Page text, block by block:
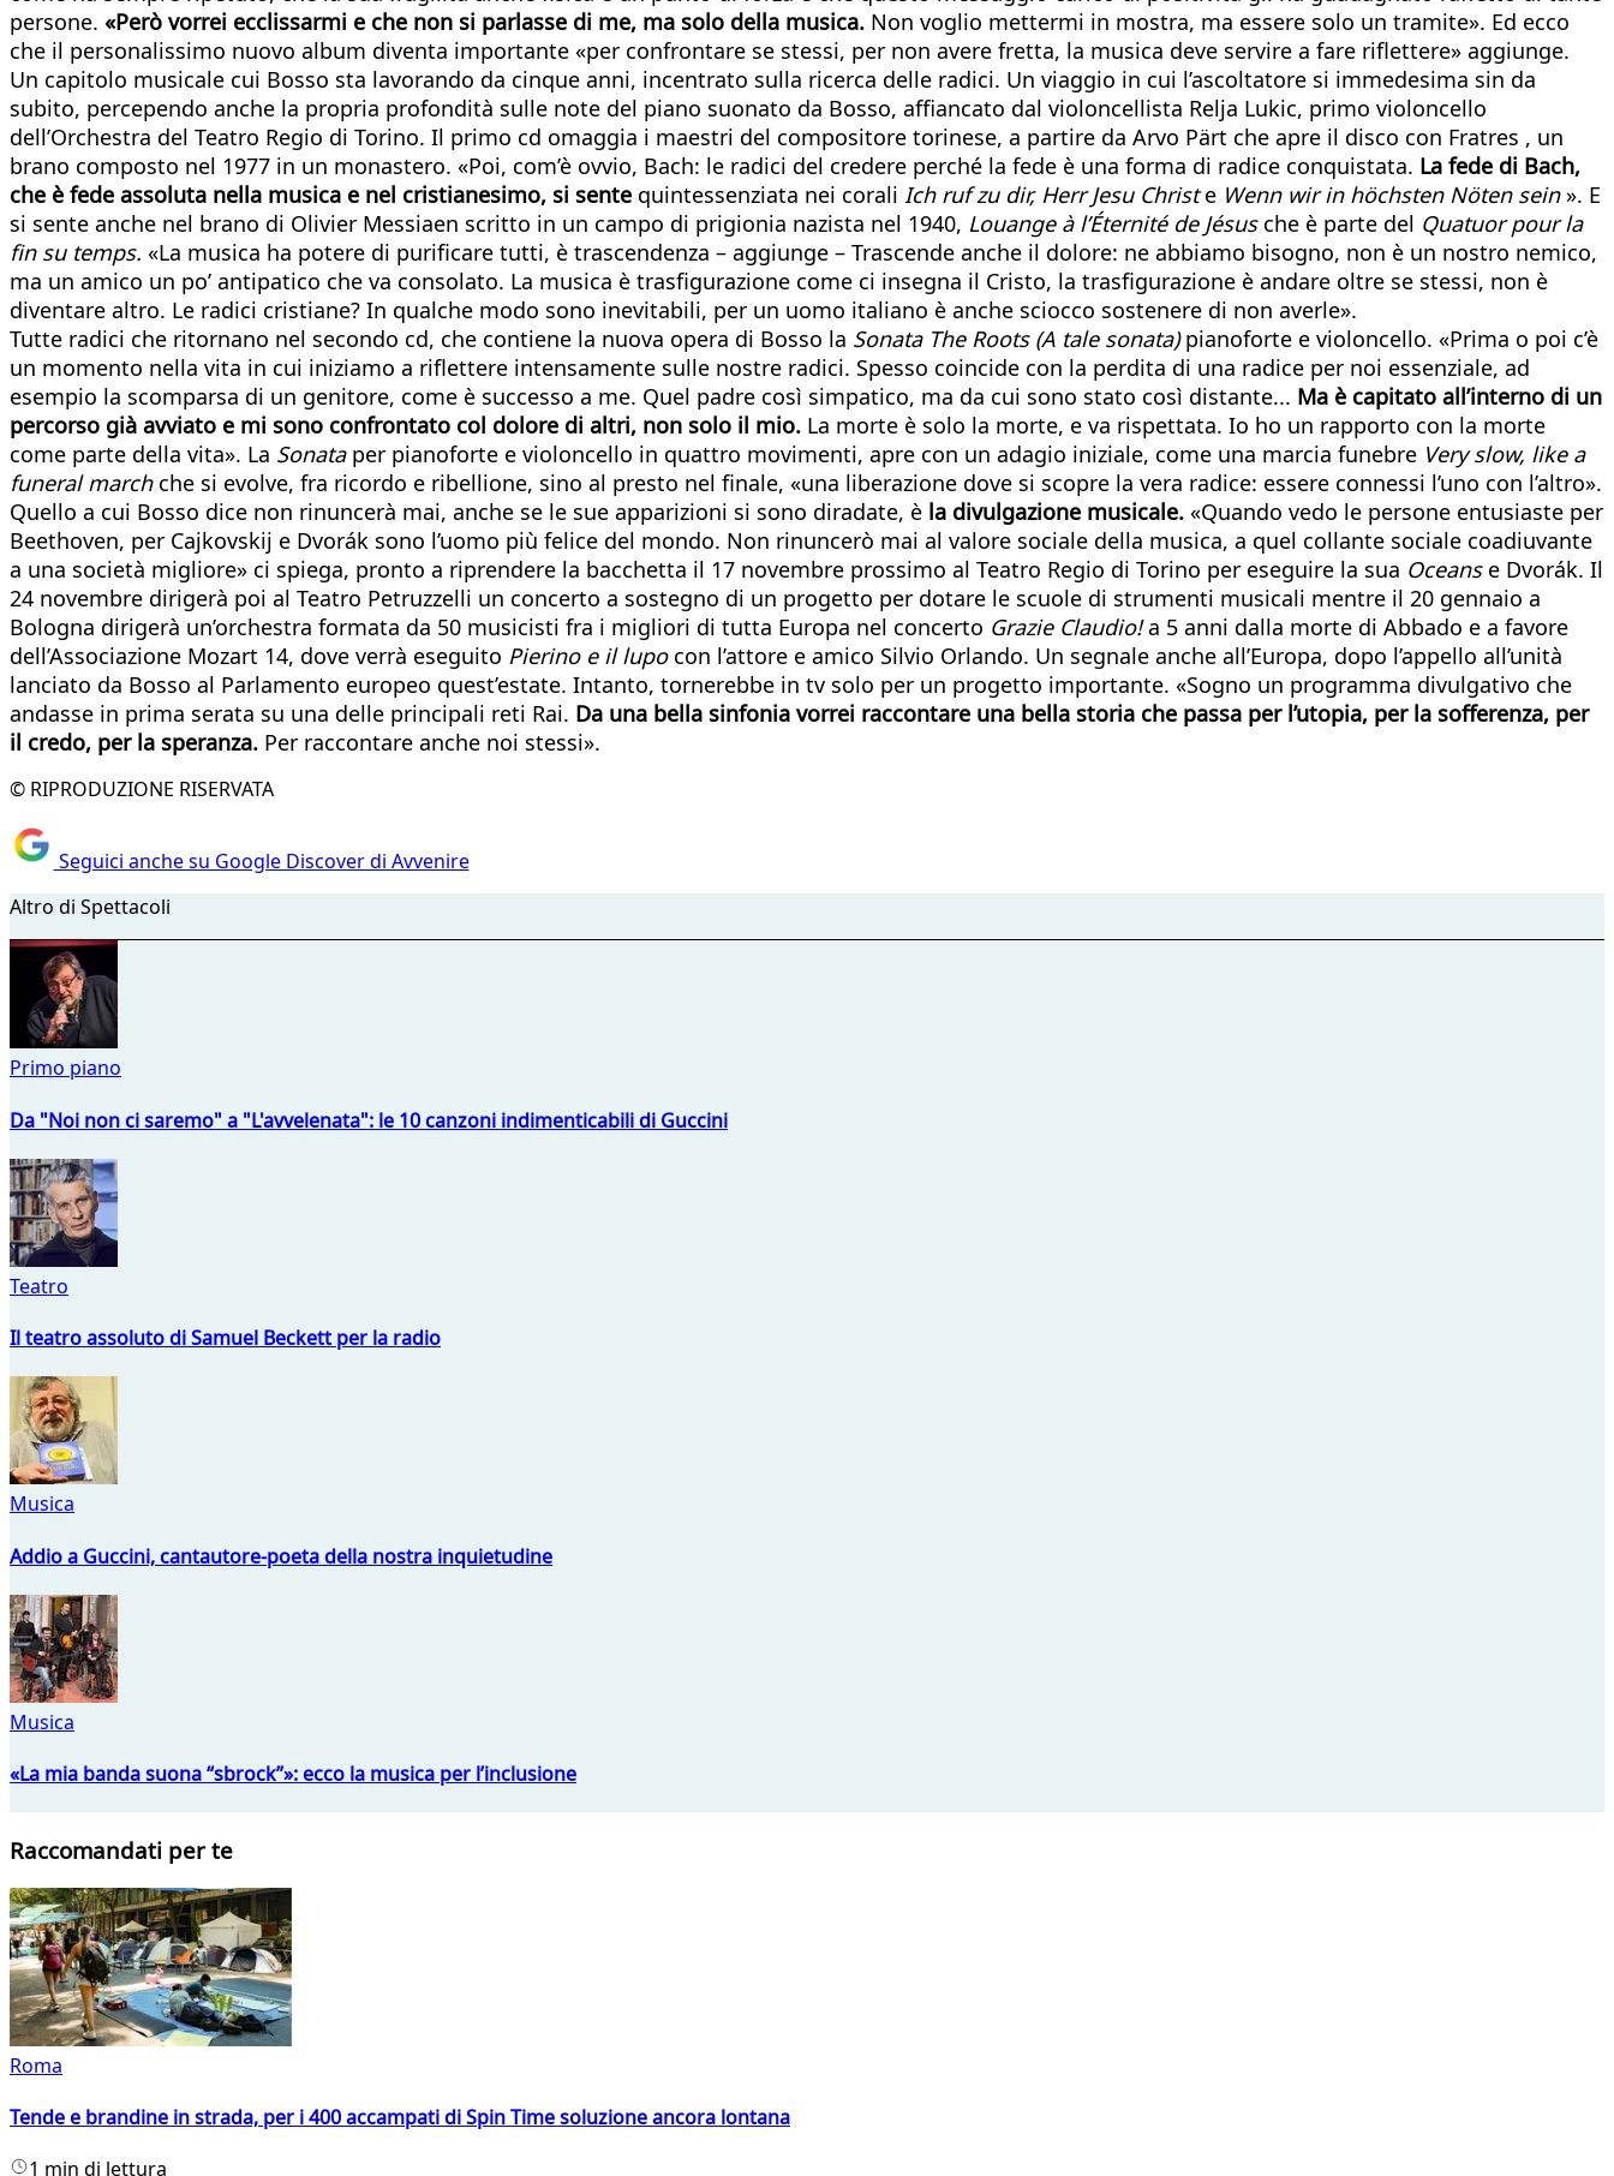
persone. «Però vorrei ecclissarmi e che non si parlasse di me, ma solo della musica. Non voglio mettermi in mostra, ma essere solo un tramite». Ed ecco
che il personalissimo nuovo album diventa importante «per confrontare se stessi, per non avere fretta, la musica deve servire a fare riflettere» aggiunge.
Un capitolo musicale cui Bosso sta lavorando da cinque anni, incentrato sulla ricerca delle radici. Un viaggio in cui l’ascoltatore si immedesima sin da
subito, percependo anche la propria profondità sulle note del piano suonato da Bosso, affiancato dal violoncellista Relja Lukic, primo violoncello
dell’Orchestra del Teatro Regio di Torino. Il primo cd omaggia i maestri del compositore torinese, a partire da Arvo Pärt che apre il disco con Fratres , un
brano composto nel 1977 in un monastero. «Poi, com’è ovvio, Bach: le radici del credere perché la fede è una forma di radice conquistata. La fede di Bach,
che è fede assoluta nella musica e nel cristianesimo, si sente quintessenziata nei corali Ich ruf zu dir, Herr Jesu Christe Wenn wir in höchsten Nöten sein». E
si sente anche nel brano di Olivier Messiaen scritto in un campo di prigionia nazista nel 1940, Louange à l’Éternité de Jésusche è parte del Quatuor pour la
fin su temps. «La musica ha potere di purificare tutti, è trascendenza – aggiunge – Trascende anche il dolore: ne abbiamo bisogno, non è un nostro nemico,
ma un amico un po’ antipatico che va consolato. La musica è trasfigurazione come ci insegna il Cristo, la trasfigurazione è andare oltre se stessi, non è
diventare altro. Le radici cristiane? In qualche modo sono inevitabili, per un uomo italiano è anche sciocco sostenere di non averle».
Tutte radici che ritornano nel secondo cd, che contiene la nuova opera di Bosso la Sonata The Roots (A tale sonata)pianoforte e violoncello. «Prima o poi c’è
un momento nella vita in cui iniziamo a riflettere intensamente sulle nostre radici. Spesso coincide con la perdita di una radice per noi essenziale, ad
esempio la scomparsa di un genitore, come è successo a me. Quel padre così simpatico, ma da cui sono stato così distante... Ma è capitato all’interno di un
percorso già avviato e mi sono confrontato col dolore di altri, non solo il mio. La morte è solo la morte, e va rispettata. Io ho un rapporto con la morte
come parte della vita». La Sonataper pianoforte e violoncello in quattro movimenti, apre con un adagio iniziale, come una marcia funebre Very slow, like a
funeral marchche si evolve, fra ricordo e ribellione, sino al presto nel finale, «una liberazione dove si scopre la vera radice: essere connessi l’uno con l’altro».
Quello a cui Bosso dice non rinuncerà mai, anche se le sue apparizioni si sono diradate, è la divulgazione musicale. «Quando vedo le persone entusiaste per
Beethoven, per Cajkovskij e Dvorák sono l’uomo più felice del mondo. Non rinuncerò mai al valore sociale della musica, a quel collante sociale coadiuvante
a una società migliore» ci spiega, pronto a riprendere la bacchetta il 17 novembre prossimo al Teatro Regio di Torino per eseguire la sua Oceanse Dvorák. Il
24 novembre dirigerà poi al Teatro Petruzzelli un concerto a sostegno di un progetto per dotare le scuole di strumenti musicali mentre il 20 gennaio a
Bologna dirigerà un’orchestra formata da 50 musicisti fra i migliori di tutta Europa nel concerto Grazie Claudio!a 5 anni dalla morte di Abbado e a favore
dell’Associazione Mozart 14, dove verrà eseguito Pierino e il lupocon l’attore e amico Silvio Orlando. Un segnale anche all’Europa, dopo l’appello all’unità
lanciato da Bosso al Parlamento europeo quest’estate. Intanto, tornerebbe in tv solo per un progetto importante. «Sogno un programma divulgativo che
andasse in prima serata su una delle principali reti Rai. Da una bella sinfonia vorrei raccontare una bella storia che passa per l’utopia, per la sofferenza, per
il credo, per la speranza. Per raccontare anche noi stessi».
© RIPRODUZIONE RISERVATA
Seguici anche su Google Discover di Avvenire
Altro di Spettacoli
Primo piano
Da "Noi non ci saremo" a "L'avvelenata": le 10 canzoni indimenticabili di Guccini
Teatro
Il teatro assoluto di Samuel Beckett per la radio
Musica
Addio a Guccini, cantautore-poeta della nostra inquietudine
Musica
«La mia banda suona “sbrock”»: ecco la musica per l’inclusione
Raccomandati per te
Roma
Tende e brandine in strada, per i 400 accampati di Spin Time soluzione ancora lontana
1 min di lettura